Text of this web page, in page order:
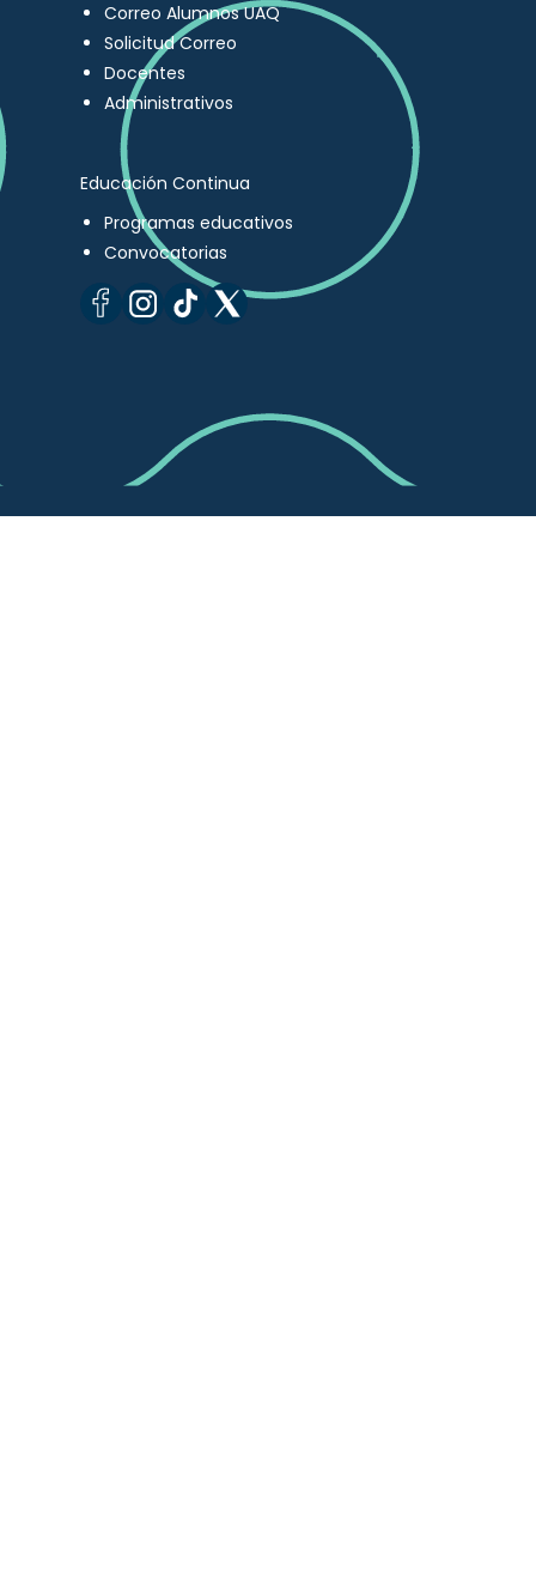
Correo Alumnos UAQ
Solicitud Correo
Docentes
Administrativos
Educación Continua
Programas educativos
Convocatorias